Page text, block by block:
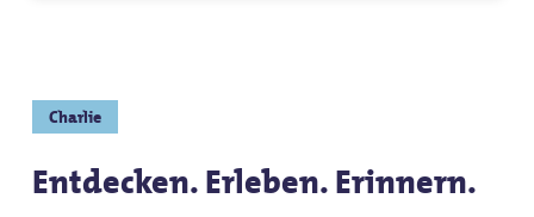
Charlie
Entdecken. Erleben. Erinnern.